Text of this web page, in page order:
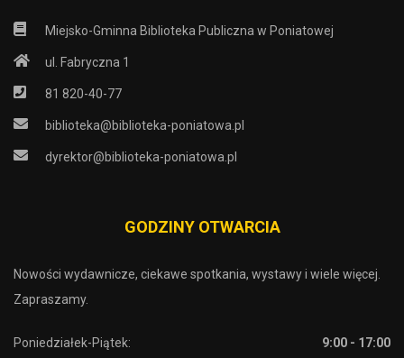
Miejsko-Gminna Biblioteka Publiczna w Poniatowej
ul. Fabryczna 1
81 820-40-77
biblioteka@biblioteka-poniatowa.pl
dyrektor@biblioteka-poniatowa.pl
GODZINY OTWARCIA
Nowości wydawnicze, ciekawe spotkania, wystawy i wiele więcej.
Zapraszamy.
Poniedziałek-Piątek: 9:00 - 17:00